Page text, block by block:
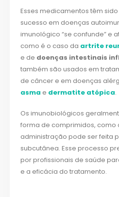
Esses medicamentos têm
sucesso em doenças
imunológico “se confunde” e
como é o caso da artrite
e de doenças intestinais
também são usados em
de câncer e em doenças
asma e dermatite atópica.
Os imunobiológicos
forma de comprimidos, como
administração pode ser feita
subcutânea. Esse processo
por profissionais de saúde
e a eficácia do tratamento.